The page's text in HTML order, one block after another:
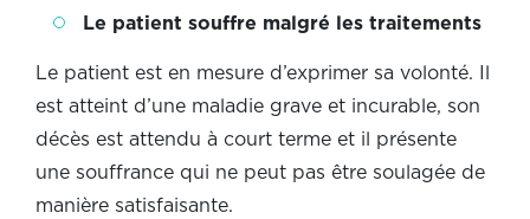
Le patient souffre malgré les traitements
Le patient est en mesure d’exprimer sa volonté. Il
est atteint d’une maladie grave et incurable, son
décès est attendu à court terme et il présente
une souffrance qui ne peut pas être soulagée de
manière satisfaisante.